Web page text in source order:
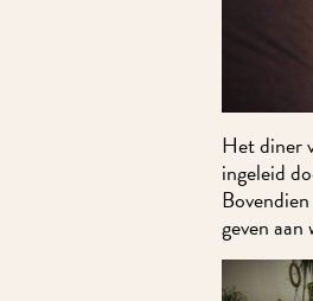
Het diner
ingeleid
geven aan